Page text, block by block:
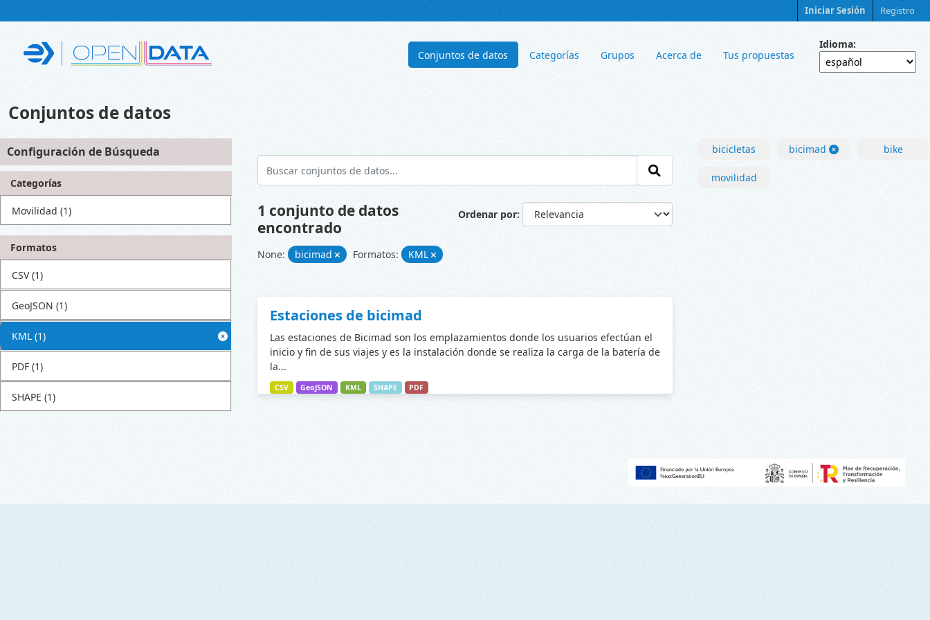
Iniciar Sesión Registro
Conjuntos de datos Categorías Grupos Acerca de Tus propuestas
Idioma
Conjuntos de datos
Configuración de Búsqueda
Categorías
Movilidad (1)
Formatos
CSV (1)
GeoJSON (1)
KML (1)
PDF (1)
SHAPE (1)
Ordenar por
1 conjunto de datos
encontrado
None: bicimad Formatos: KML
Estaciones de bicimad
Las estaciones de Bicimad son los emplazamientos donde los usuarios efectúan el
inicio y fin de sus viajes y es la instalación donde se realiza la carga de la batería de
la...
CSV GeoJSON KML SHAPE PDF
bicicletas bicimad bike
movilidad